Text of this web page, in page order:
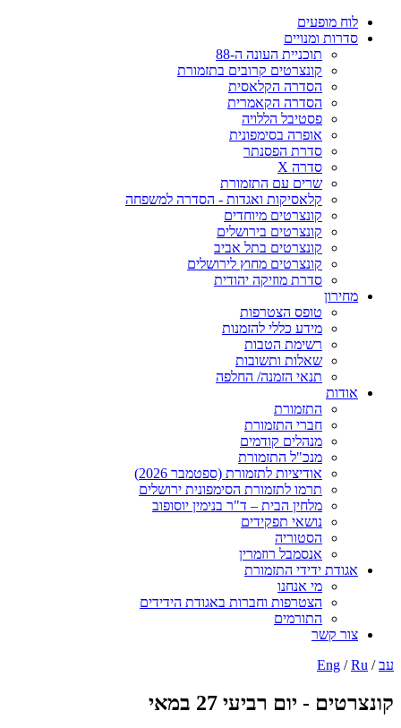
לוח מופעים
סדרות ומנויים
תוכניית העונה ה-88
קונצרטים קרובים בתזמורת
הסדרה הקלאסית
הסדרה הקאמרית
פסטיבל הללויה
אופרה בסימפונית
סדרת הפסנתר
סדרה X
שרים עם התזמורת
קלאסיקות ואגדות - הסדרה למשפחה
קונצרטים מיוחדים
קונצרטים בירושלים
קונצרטים בתל אביב
קונצרטים מחוץ לירושלים
סדרת מוזיקה יהודית
מחירון
טופס הצטרפות
מידע כללי להזמנות
רשימת הטבות
שאלות ותשובות
תנאי הזמנה/ החלפה
אודות
התזמורת
חברי התזמורת
מנהלים קודמים
מנכ"ל התזמורת
אודיציות לתזמורת (ספטמבר 2026)
תרמו לתזמורת הסימפונית ירושלים
מלחין הבית – ד"ר בנימין יוסופוב
נושאי תפקידים
הסטוריה
אנסמבל רוזמרין
אגודת ידידי התזמורת
מי אנחנו
הצטרפות וחברות באגודת הידידים
התורמים
צור קשר
עב/
Eng /Ru
קונצרטים - יום רביעי 27 במאי